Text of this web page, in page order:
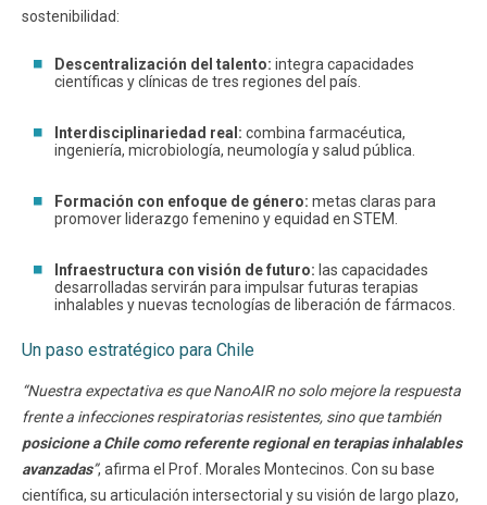
sostenibilidad:
Descentralización del talento: integra capacidades
científicas y clínicas de tres regiones del país.
Interdisciplinariedad real: combina farmacéutica,
ingeniería, microbiología, neumología y salud pública.
Formación con enfoque de género: metas claras para
promover liderazgo femenino y equidad en STEM.
Infraestructura con visión de futuro: las capacidades
desarrolladas servirán para impulsar futuras terapias
inhalables y nuevas tecnologías de liberación de fármacos.
Un paso estratégico para Chile
“Nuestra expectativa es que NanoAIR no solo mejore la respuesta
frente a infecciones respiratorias resistentes, sino que también
posicione a Chile como referente regional en terapias inhalables
avanzadas”, afirma el Prof. Morales Montecinos. Con su base
científica, su articulación intersectorial y su visión de largo plazo,